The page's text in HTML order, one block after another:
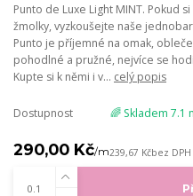
Punto de Luxe Light MINT. Pokud
žmolky, vyzkoušejte naše
Punto je příjemné na omak,
pohodlné a pružné, nejvíce se
Kupte si k němi i v... celý popis
Dostupnost 🌈 Skladem 7.1
290,00 Kč/m239,67 Kčbez DPH